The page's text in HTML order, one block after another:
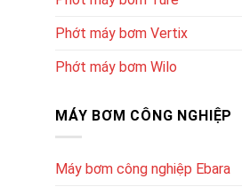
Phớt máy bơm Vertix
Phớt máy bơm Wilo
MÁY BƠM CÔNG NGHIỆP
Máy bơm công nghiệp Ebara